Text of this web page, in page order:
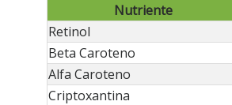
Nutriente
Retinol
Beta Caroteno
Alfa Caroteno
Criptoxantina